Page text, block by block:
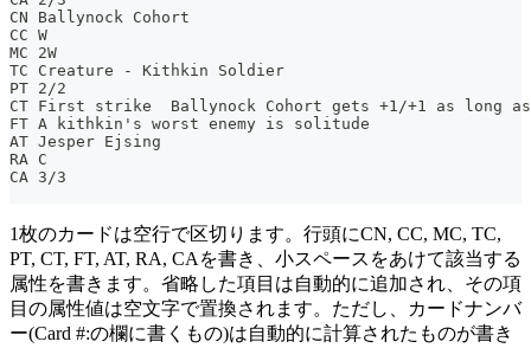
CN Ballynock Cohort
CC W
MC 2W
TC Creature - Kithkin Soldier
PT 2/2
CT First strike  Ballynock Cohort gets +1/+1 as long
FT A kithkin's worst enemy is solitude
AT Jesper Ejsing
RA C
CA 3/3
1枚のカードは空行で区切ります。行頭にCN, CC, MC, TC,
PT, CT, FT, AT, RA, CAを書き、小スペースをあけて該当する
属性を書きます。省略した項目は自動的に追加され、その項
目の属性値は空文字で置換されます。ただし、カードナンバ
ー(Card #:の欄に書くもの)は自動的に計算されたものが書き